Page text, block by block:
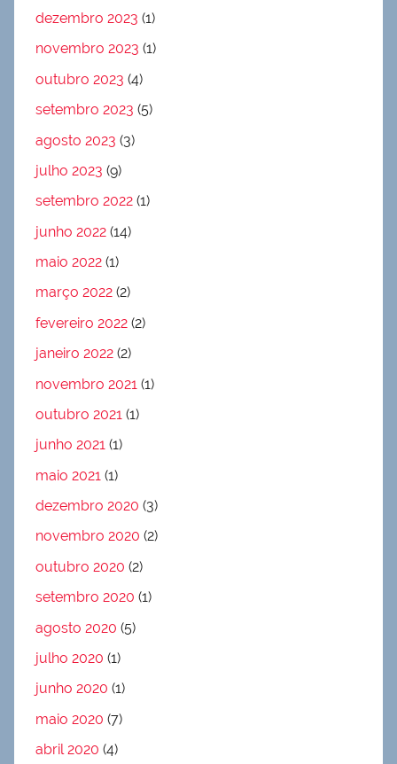
dezembro 2023 (1)
novembro 2023 (1)
outubro 2023 (4)
setembro 2023 (5)
agosto 2023 (3)
julho 2023 (9)
setembro 2022 (1)
junho 2022 (14)
maio 2022 (1)
março 2022 (2)
fevereiro 2022 (2)
janeiro 2022 (2)
novembro 2021 (1)
outubro 2021 (1)
junho 2021 (1)
maio 2021 (1)
dezembro 2020 (3)
novembro 2020 (2)
outubro 2020 (2)
setembro 2020 (1)
agosto 2020 (5)
julho 2020 (1)
junho 2020 (1)
maio 2020 (7)
abril 2020 (4)